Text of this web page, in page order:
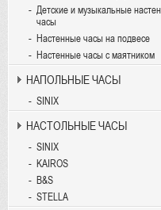
Детские и музыкальные
часы
Настенные часы на подвесе
Настенные часы с маятником
НАПОЛЬНЫЕ ЧАСЫ
SINIX
НАСТОЛЬНЫЕ ЧАСЫ
SINIX
KAIROS
B&S
STELLA